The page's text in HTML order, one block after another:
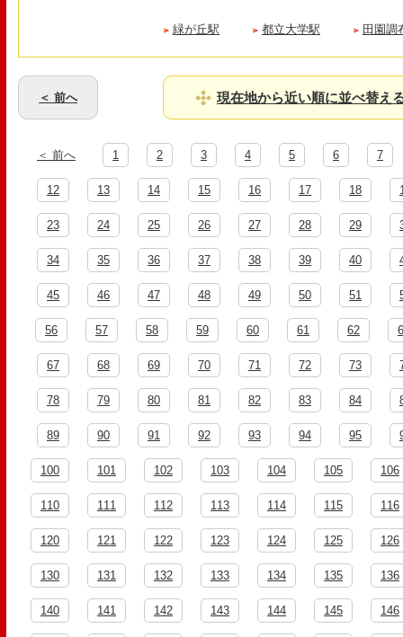
緑が丘駅 都立大学駅 田園調
＜ 前へ 現在地から近い順に並べ替え
＜ 前へ 1 2 3 4 5 6 7
12 13 14 15 16 17 18
23 24 25 26 27 28 29
34 35 36 37 38 39 40
45 46 47 48 49 50 51
56 57 58 59 60 61 62
67 68 69 70 71 72 73
78 79 80 81 82 83 84
89 90 91 92 93 94 95
100 101 102 103 104 105 106
110 111 112 113 114 115 116
120 121 122 123 124 125 126
130 131 132 133 134 135 136
140 141 142 143 144 145 146